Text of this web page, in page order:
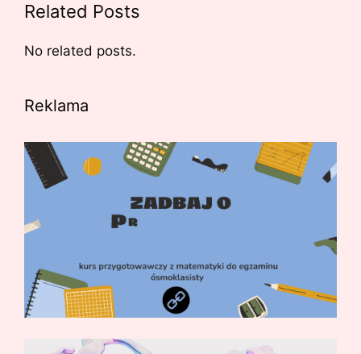
Related Posts
No related posts.
Reklama